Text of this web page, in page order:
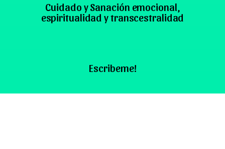
Cuidado y Sanación emocional,
espiritualidad y transcestralidad
Escribeme!